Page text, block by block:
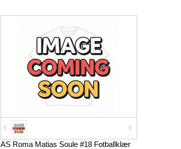
AS Roma Matias Soule #18 Fotballklær